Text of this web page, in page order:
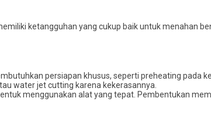
ketangguhan yang cukup baik untuk menahan
persiapan khusus, seperti preheating pada
water jet cutting karena kekerasannya.
menggunakan alat yang tepat. Pembentukan